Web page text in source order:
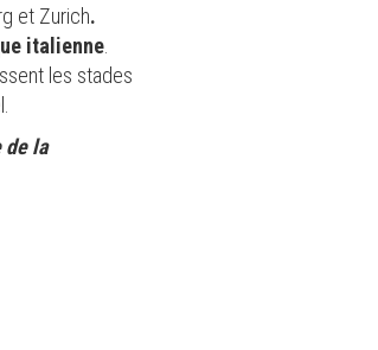
et Zurich.
italienne
les stades
de la